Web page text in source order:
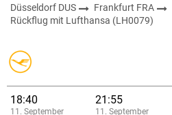
Düsseldorf DUS Frankfurt FRA
Rückflug mit Lufthansa (LH0079)
18:40
11. September
21:55
11. September